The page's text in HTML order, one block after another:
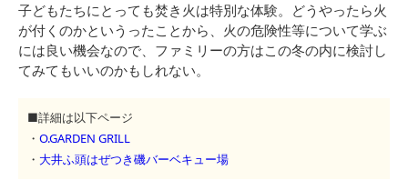
子どもたちにとっても焚き火は特別な体験。どうやったら火
が付くのかというったことから、火の危険性等について学ぶ
には良い機会なので、ファミリーの方はこの冬の内に検討し
てみてもいいのかもしれない。
■詳細は以下ページ
・ O.GARDEN GRILL
・ 大井ふ頭はぜつき磯バーベキュー場